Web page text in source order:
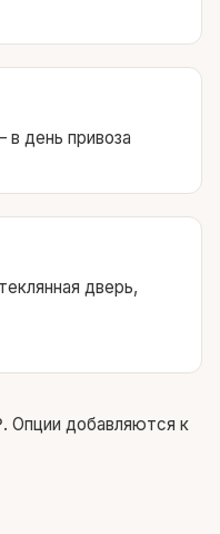
день привоза
дверь,
Опции добавляются к